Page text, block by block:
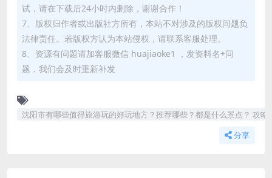
试，请在下载后24小时内删除，谢谢合作！
7、版权归作者或出版社方所有，本站不对涉及的版权问题负
法律责任。若版权方认为本站侵权，请联系客服处理。
8、资源有问题请加客服微信 huajiaoke1 ，发资料名+问
题，我们会及时重新补发
沈阳市有哪些值得旅游玩的好玩地方？推荐哪些？都是什么景点？ 攻略
分享